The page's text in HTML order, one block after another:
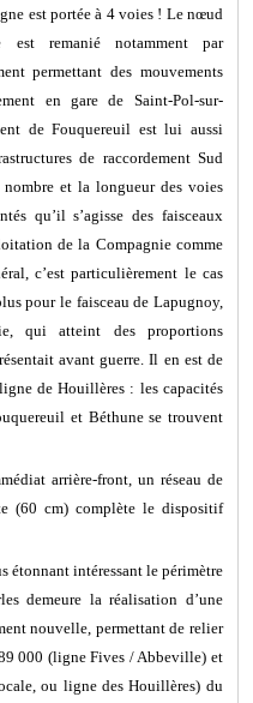
est portée à 4 voies ! Le nœud
est remanié notamment par
permettant des mouvements
en gare de Saint-Pol-sur-
de Fouquereuil est lui aussi
de raccordement Sud
et la longueur des voies
qu’il s’agisse des faisceaux
de la Compagnie comme
c’est particulièrement le cas
pour le faisceau de Lapugnoy,
qui atteint des proportions
avant guerre. Il en est de
de Houillères : les capacités
et Béthune se trouvent
arrière-front, un réseau de
(60 cm) complète le dispositif
étonnant intéressant le périmètre
demeure la réalisation d’une
nouvelle, permettant de relier
000 (ligne Fives / Abbeville) et
ou ligne des Houillères) du